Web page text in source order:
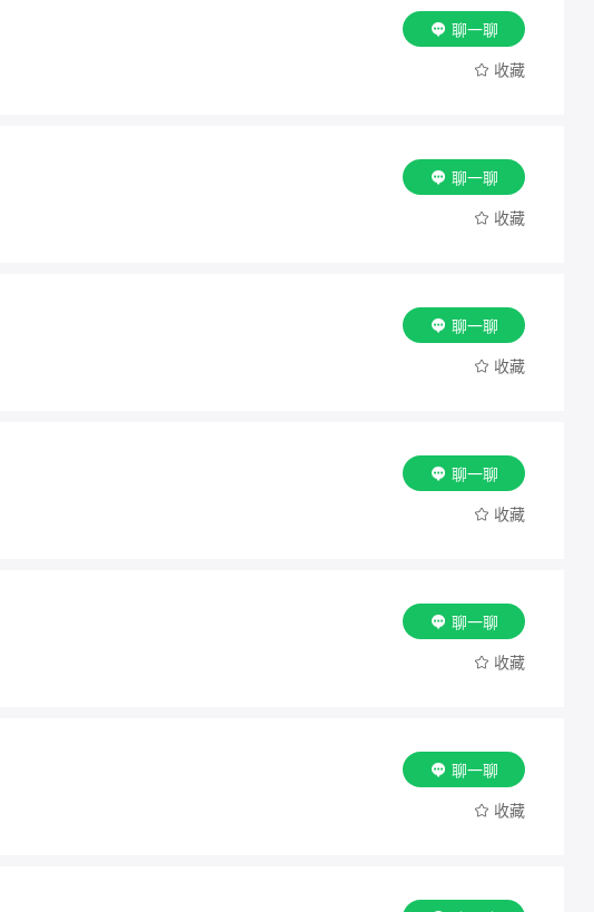
聊一聊
收藏
聊一聊
收藏
聊一聊
收藏
聊一聊
收藏
聊一聊
收藏
聊一聊
收藏